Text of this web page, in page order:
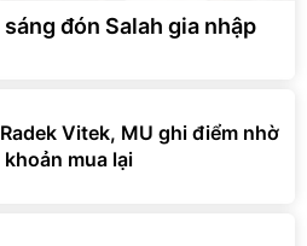
đón Salah gia nhập
Vitek, MU ghi điểm nhờ
mua lại